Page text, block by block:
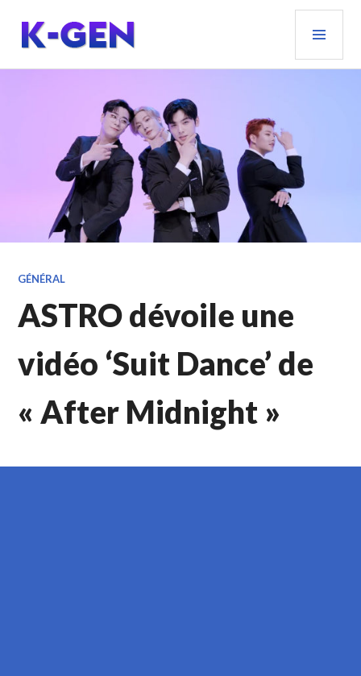
contenu
principal
K-GEN
GÉNÉRAL
ASTRO dévoile une
vidéo ‘Suit Dance’ de
« After Midnight »